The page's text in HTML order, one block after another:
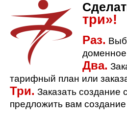
три»!
Раз.
Два.
тарифный план или
Три. Заказать
предложить вам